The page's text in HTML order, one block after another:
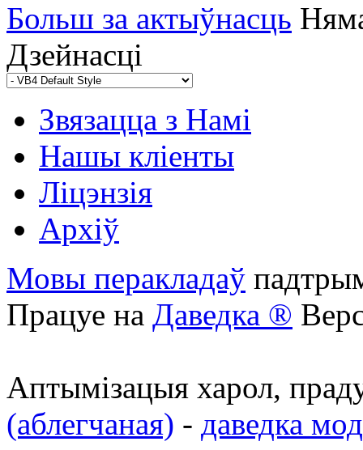
Больш за актыўнасць
Дзейнасці
Звязацца з Намі
Нашы кліенты
Ліцэнзія
Архіў
Мовы перакладаў
Працуе на Даведка ®
Аптымізацыя харол,
(аблегчаная) - даведка